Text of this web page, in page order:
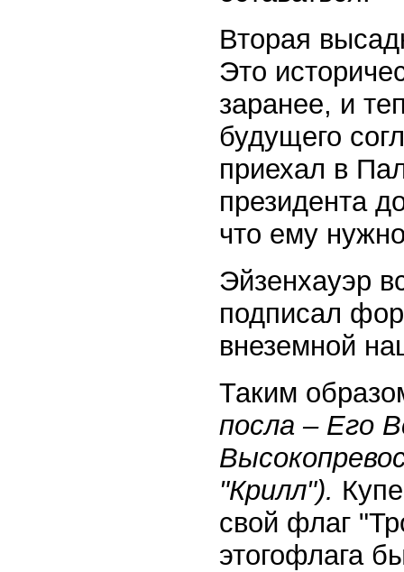
Вторая
Это
заранее, и
будущего
приехал в
президента
что ему
Эйзенхауэр
подписал
внеземной
Таким
посла – Его
"Крилл").
свой флаг
этогофлага